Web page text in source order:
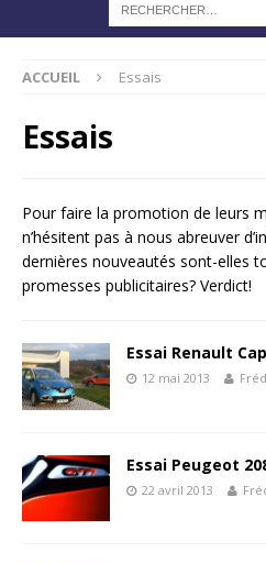
ACCUEIL Essais
Essais
Pour faire la promotion de leurs
n’hésitent pas à nous abreuver
dernières nouveautés sont-elles
promesses publicitaires? Verdict!
Essai Renault
12 mai 2013
Essai Peugeot
22 avril 2013